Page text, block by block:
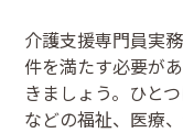
介護支援専門員実
件を満たす必要が
きましょう。ひと
などの福祉、医療